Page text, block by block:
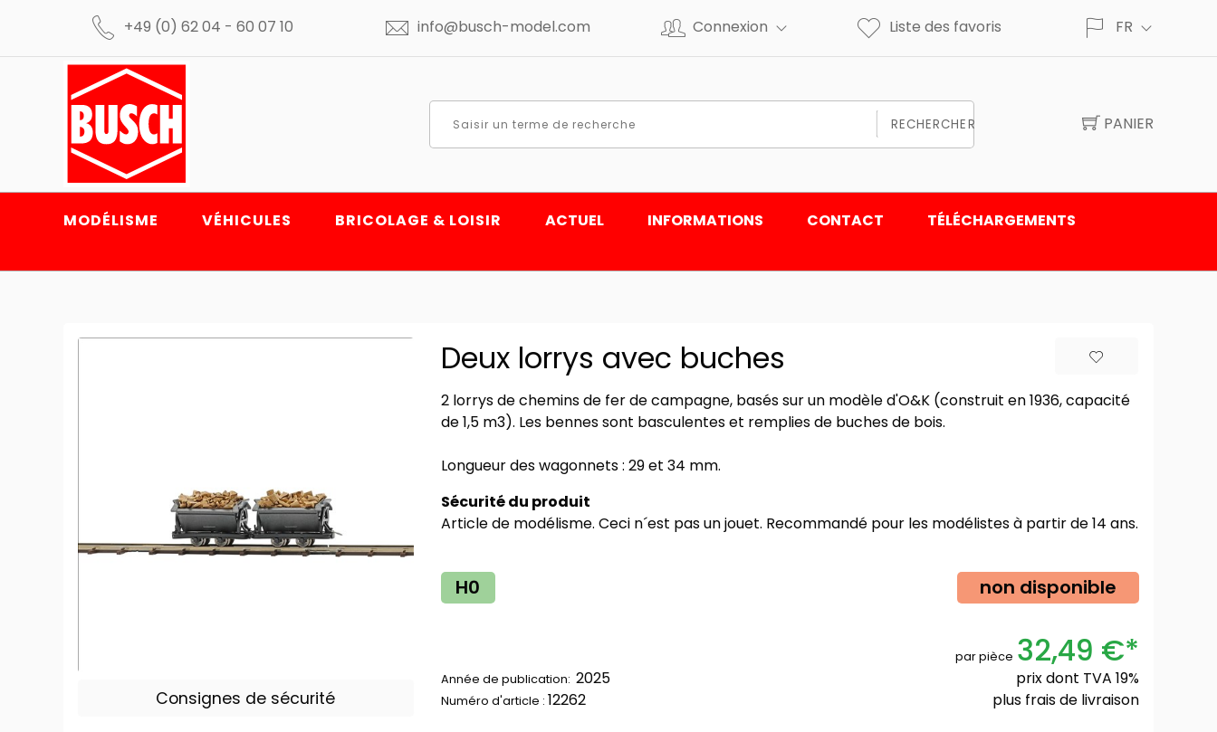
+49 (0) 62 04 - 60 07 10 info@busch-model.com Connexion Liste des favoris FR
RECHERCHER PANIER
MODÉLISME VÉHICULES BRICOLAGE & LOISIR ACTUEL INFORMATIONS CONTACT TÉLÉCHARGEMENTS
Consignes de sécurité
Deux lorrys avec buches
2 lorrys de chemins de fer de campagne, basés sur un modèle d'O&K (construit en 1936, capacité
de 1,5 m3). Les bennes sont basculentes et remplies de buches de bois.
Longueur des wagonnets : 29 et 34 mm.
Sécurité du produit
Article de modélisme. Ceci n´est pas un jouet. Recommandé pour les modélistes à partir de 14 ans.
H0 non disponible
Année de publication: 2025
Numéro d'article : 12262
par pièce 32,49 €*
prix dont TVA 19%
plus frais de livraison